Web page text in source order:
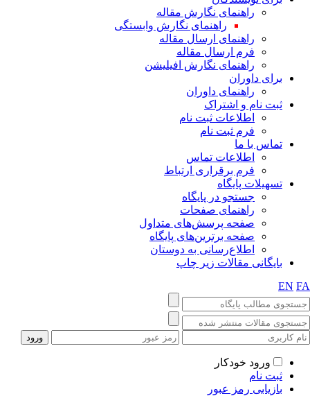
راهنمای نگارش مقاله
راهنمای نگارش وابستگی
راهنمای ارسال مقاله
فرم ارسال مقاله
راهنمای نگارش افیلیشن
برای داوران
راهنمای داوران
ثبت نام و اشتراک
اطلاعات ثبت نام
فرم ثبت نام
تماس با ما
اطلاعات تماس
فرم برقراری ارتباط
تسهیلات پایگاه
جستجو در پایگاه
راهنمای صفحات
صفحه پرسش‌های متداول
صفحه برترین‌های پایگاه
اطلاع‌رسانی به دوستان
بایگانی مقالات زیر چاپ
EN
ورود خودکار
ثبت نام
بازیابی رمز عبور